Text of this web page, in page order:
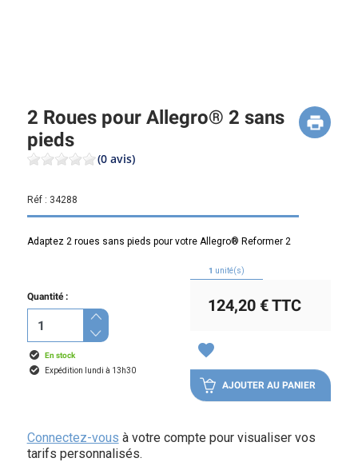
2 Roues pour Allegro® 2 sans
pieds
(0 avis)
Réf : 34288
Adaptez 2 roues sans pieds pour votre Allegro® Reformer 2
Quantité :
En stock
Expédition lundi à 13h30
1 unité(s)
124,20 €TTC
favorite
AJOUTER AU PANIER
Connectez-vous à votre compte pour visualiser vos
tarifs personnalisés.